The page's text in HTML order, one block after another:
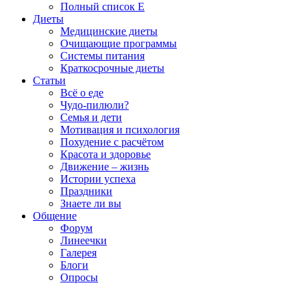
Полный список E
Диеты
Медицинские диеты
Очищающие программы
Системы питания
Краткосрочные диеты
Статьи
Всё о еде
Чудо-пилюли?
Семья и дети
Мотивация и психология
Похудение с расчётом
Красота и здоровье
Движение – жизнь
Истории успеха
Праздники
Знаете ли вы
Общение
Форум
Линеечки
Галерея
Блоги
Опросы